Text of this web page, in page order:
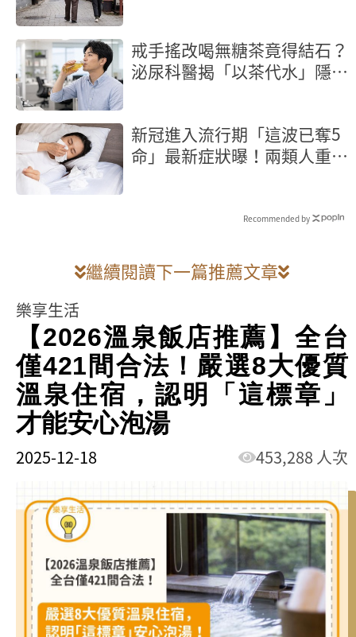
戒手搖改喝無糖茶竟得結石？
泌尿科醫揭「以茶代水」隱形
新冠進入流行期「這波已奪5
命」最新症狀曝！兩類人重症
Recommended by
繼續閱讀下一篇推薦文章
樂享生活
【2026溫泉飯店推薦】全台
僅421間合法！嚴選8大優質
溫泉住宿，認明「這標章」
才能安心泡湯
2025-12-18 453,288 人次